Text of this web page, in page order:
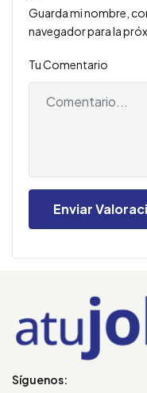
Guarda mi nombre,
navegador para la
Tu Comentario
Síguenos: